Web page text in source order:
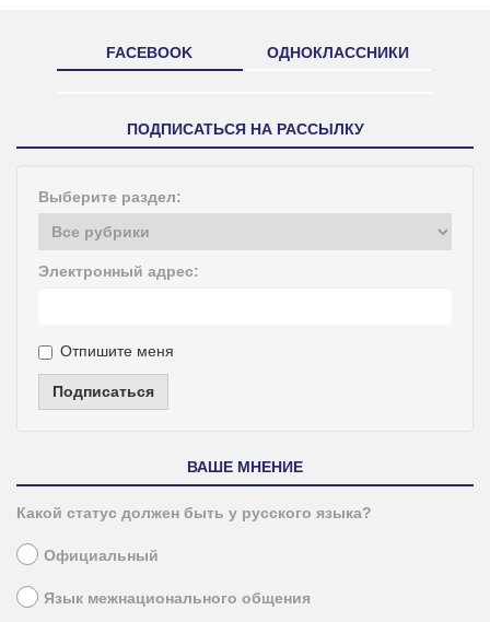
FACEBOOK ОДНОКЛАССНИКИ
ПОДПИСАТЬСЯ НА РАССЫЛКУ
Выберите раздел:
Электронный адрес:
Отпишите меня
Подписаться
ВАШЕ МНЕНИЕ
Какой статус должен быть у русского языка?
Официальный
Язык межнационального общения